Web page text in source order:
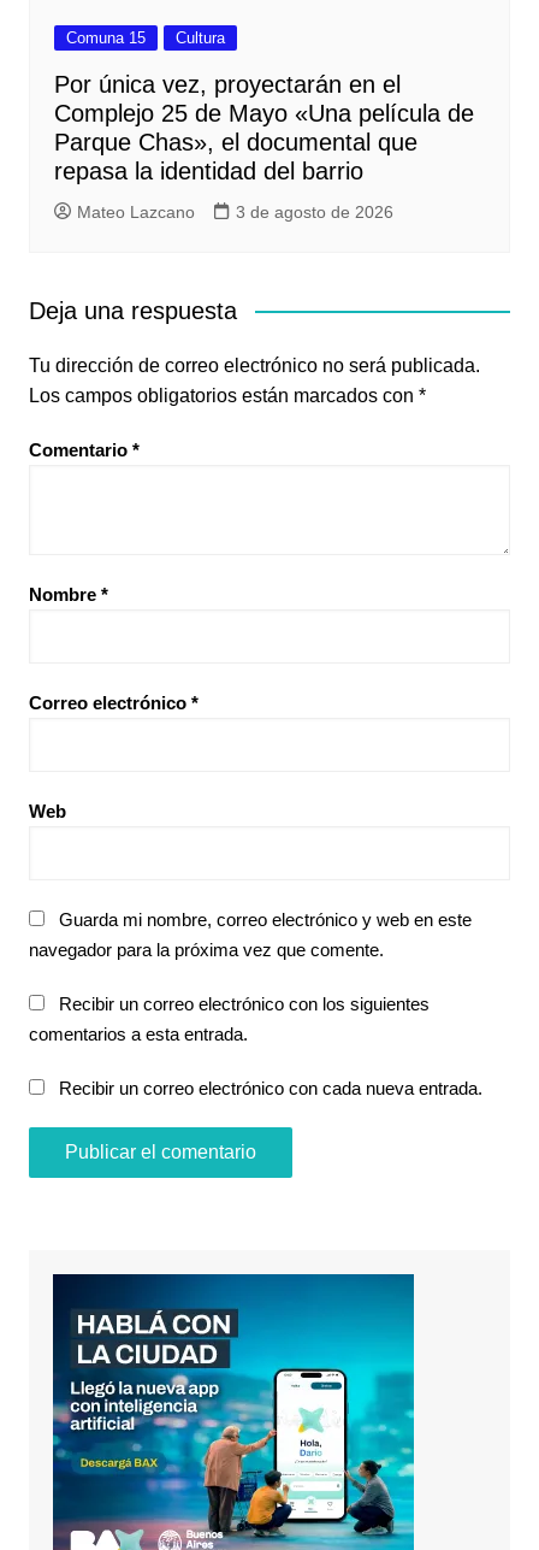
Comuna 15 Cultura
Por única vez, proyectarán en el
Complejo 25 de Mayo «Una película de
Parque Chas», el documental que
repasa la identidad del barrio
Mateo Lazcano 3 de agosto de 2026
Deja una respuesta
Tu dirección de correo electrónico no será publicada.
Los campos obligatorios están marcados con *
Comentario *
Nombre *
Correo electrónico *
Web
Guarda mi nombre, correo electrónico y web en este
navegador para la próxima vez que comente.
Recibir un correo electrónico con los siguientes
comentarios a esta entrada.
Recibir un correo electrónico con cada nueva entrada.